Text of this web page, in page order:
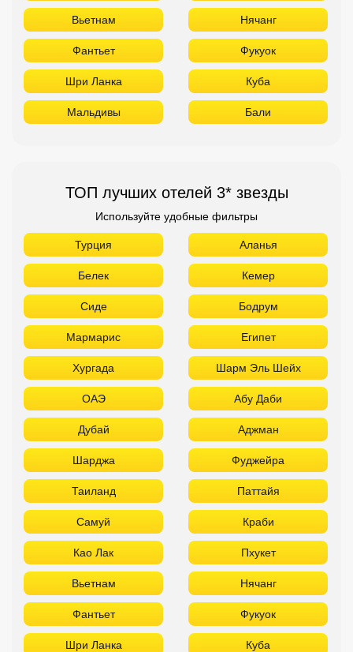
Вьетнам Нячанг
Фантьет Фукуок
Шри Ланка Куба
Мальдивы Бали
ТОП лучших отелей 3* звезды
Используйте удобные фильтры
Турция Аланья
Белек Кемер
Сиде Бодрум
Мармарис Египет
Хургада Шарм Эль Шейх
ОАЭ Абу Даби
Дубай Аджман
Шарджа Фуджейра
Таиланд Паттайя
Самуй Краби
Као Лак Пхукет
Вьетнам Нячанг
Фантьет Фукуок
Шри Ланка Куба